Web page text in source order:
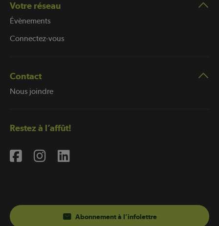
Votre réseau
Évènements
Connectez-vous
Contact
Nous joindre
Restez à l’affût!
Abonnement à l’infolettre